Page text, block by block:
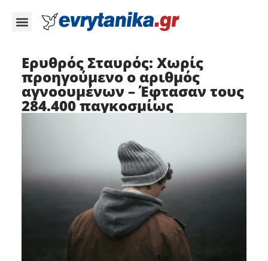
Ερυθρός Σταυρός: Χωρίς
προηγούμενο ο αριθμός
αγνοουμένων – Έφτασαν τους
284.400 παγκοσμίως